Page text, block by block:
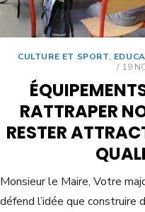
CULTURE ET SPORT,
19
RATTRAPER
RESTER
Monsieur le Maire, Votre
défend l’idée que construire